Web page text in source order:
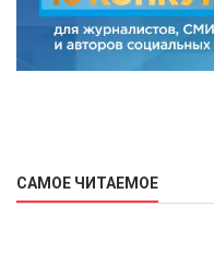
САМОЕ ЧИТАЕМОЕ